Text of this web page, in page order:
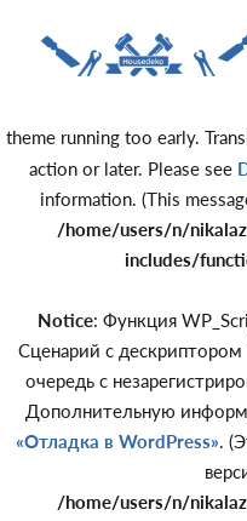
Notice: Function
incorrectly . Translation
theme running too early.
action or later. Please see
information. (This
/home/users/n/
includes/
Notice: Функция
Сценарий с
очередь с
Дополнительную
«Отладка в WordPress».
/home/users/n/